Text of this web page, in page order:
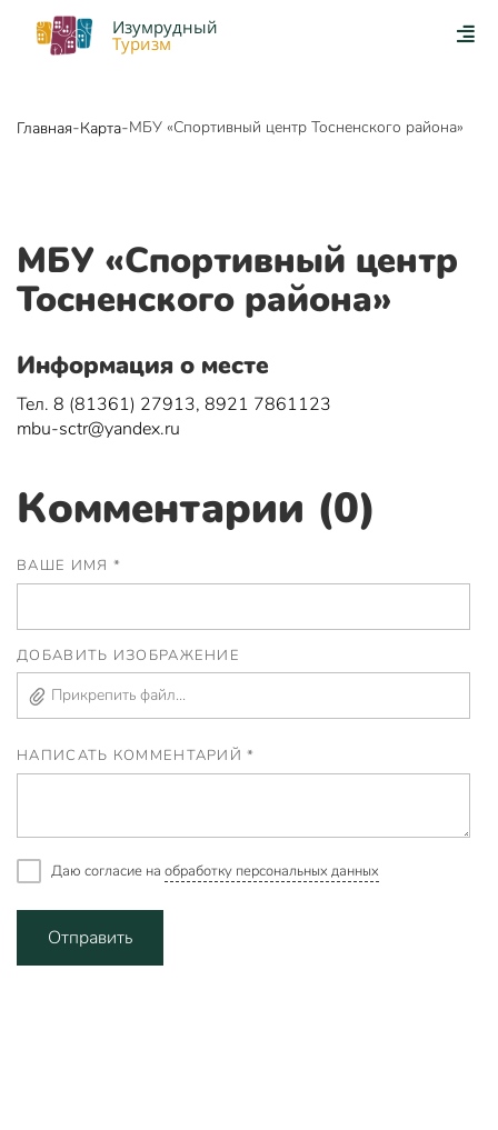
Изумрудный
Туризм
Главная-Карта-МБУ «Спортивный центр Тосненского района»
МБУ «Спортивный центр
Тосненского района»
Информация о месте
Тел. 8 (81361) 27913, 8921 7861123
mbu-sctr@yandex.ru
Комментарии (0)
ВАШЕ ИМЯ *
ДОБАВИТЬ ИЗОБРАЖЕНИЕ
Прикрепить файл...
НАПИСАТЬ КОММЕНТАРИЙ *
Даю согласие на обработку персональных данных
Отправить